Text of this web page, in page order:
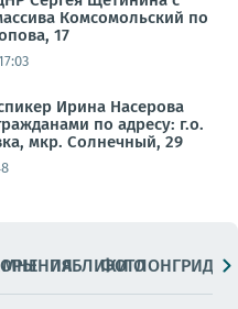
Комсомольский по
17
Ирина Насерова
по адресу: г.о.
мкр. Солнечный, 29
МНЕНИЯПАБЛИКИ
ФОТОЛОНГРИДЫ